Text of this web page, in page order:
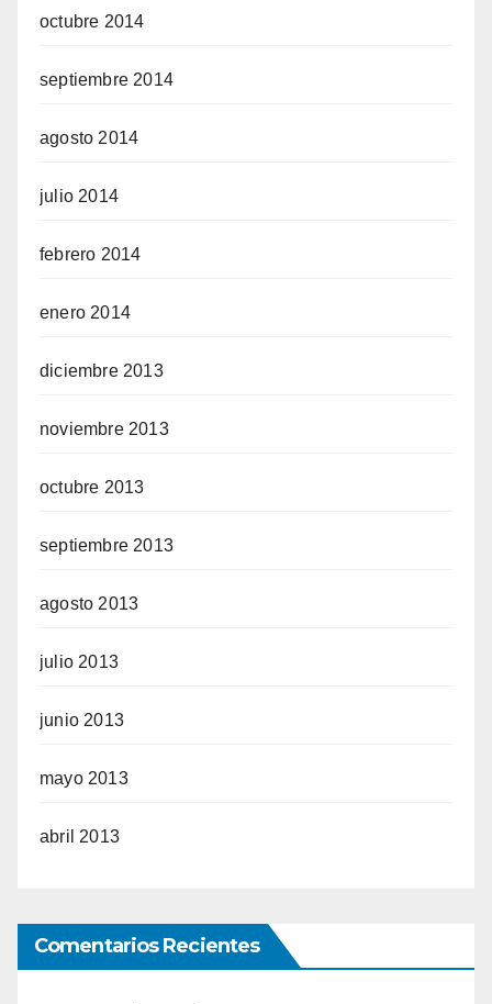
octubre 2014
septiembre 2014
agosto 2014
julio 2014
febrero 2014
enero 2014
diciembre 2013
noviembre 2013
octubre 2013
septiembre 2013
agosto 2013
julio 2013
junio 2013
mayo 2013
abril 2013
Comentarios Recientes